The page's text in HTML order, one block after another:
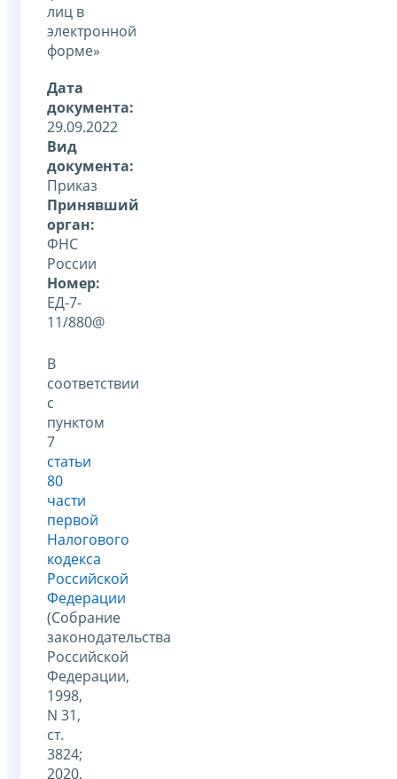
лиц в
электронной
форме»
Дата
документа:
29.09.2022
Вид
документа:
Приказ
Принявший
орган:
ФНС
России
Номер:
ЕД-7-
11/880@
В
соответствии
с
пунктом
7
статьи
80
части
первой
Налогового
кодекса
Российской
Федерации
(Собрание
законодательства
Российской
Федерации,
1998,
N 31,
ст.
3824;
2020,